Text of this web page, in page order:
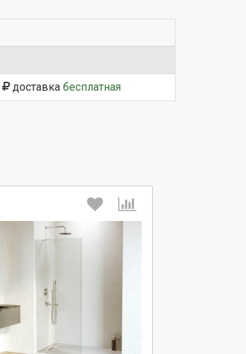
доставка бесплатная
Выберите количество: